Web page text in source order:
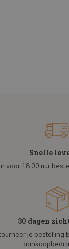
Snelle
voor 18:00 uur
30 dagen
je